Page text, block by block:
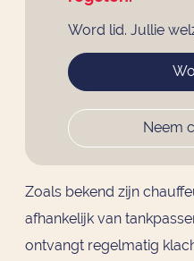
Word lid. Jullie
Neem
Zoals bekend zijn
afhankelijk van
ontvangt regelmatig